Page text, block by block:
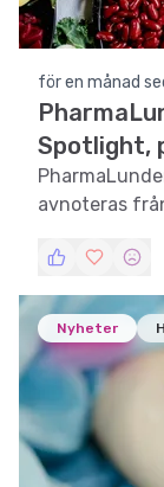
för en månad
Spotlight,
avnoteras
Nyheter